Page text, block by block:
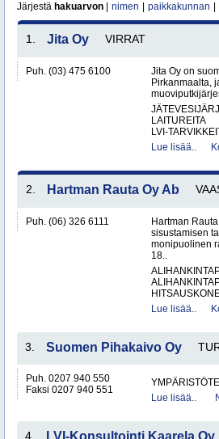
Järjestä hakuarvon nimen paikkakunnan
1. Jita Oy VIRRAT
Puh. (03) 475 6100
Jita Oy on
Pirkanmaalta,
LAITUREITA
LVI-
Lue lisää..
2. Hartman Rauta Oy Ab
Puh. (06) 326 6111
Hartman
sisustamisen
monipuolinen
18..
Lue lisää..
3. Suomen Pihakaivo Oy
Puh. 0207 940 550
Faksi 0207 940 551
Lue lisää..
4. LVI-Konsultointi Kaarela Oy